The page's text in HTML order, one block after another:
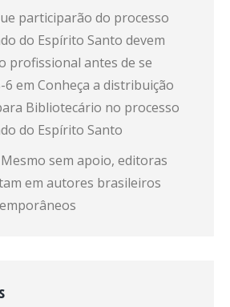
participarão do processo
do Espírito Santo devem
profissional antes de se
6 em Conheça a distribuição
Bibliotecário no processo
do Espírito Santo
Mesmo sem apoio, editoras
em autores brasileiros